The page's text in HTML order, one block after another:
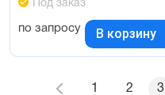
Под заказ
по запросу В корзину
1 2 3